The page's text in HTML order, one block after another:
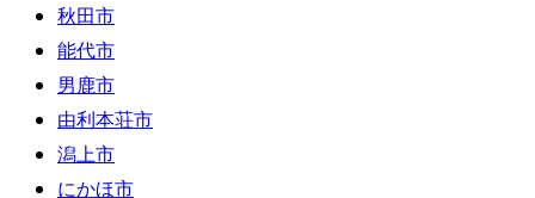
秋田市
能代市
男鹿市
由利本荘市
潟上市
にかほ市